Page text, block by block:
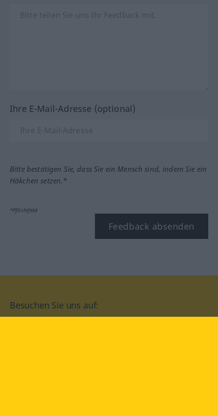
Ihre E-Mail-Adresse (optional)
Bitte bestätigen Sie, dass Sie ein Mensch sind, indem Sie ein
Häkchen setzen.*
*Pflichtfeld
Feedback absenden
Besuchen Sie uns auf: